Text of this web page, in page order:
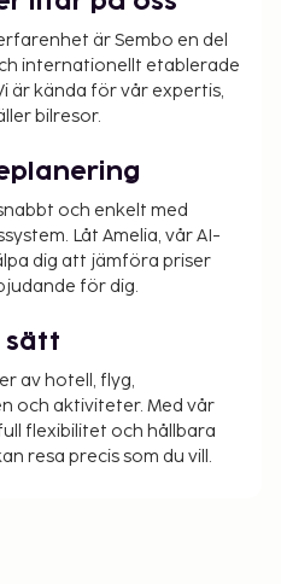
från skatten kan
med hjälp av
för mer
till 31 mars, EUR
till 31 oktober, EUR 2.00
som boendet har
tillgänglig mot en
inte är fullständig,
inte inkluderar
kan komma att ändras.
få mer information
är Sembo en del
internationellt etablerade
är kända för vår expertis,
bilresor.
och enkelt med
Låt Amelia, vår AI-
dig att jämföra priser
för dig.
sätt
av hotell, flyg,
och aktiviteter. Med vår
flexibilitet och hållbara
resa precis som du vill.